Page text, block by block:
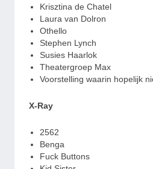
Krisztina de Chatel
Laura van Dolron
Othello
Stephen Lynch
Susies Haarlok
Theatergroep Max
Voorstelling waarin hopelijk
X-Ray
2562
Benga
Fuck Buttons